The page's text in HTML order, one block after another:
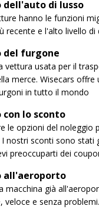
dell'auto di lusso
hanno le funzioni
recente e l'alto livello di
del furgone
vettura usata per il
merce. Wisecars offre
in tutto il mondo
lo sconto
le opzioni del noleggio
nostri sconti sono stati
preoccuparti dei
all'aeroporto
macchina già
veloce e senza problemi.